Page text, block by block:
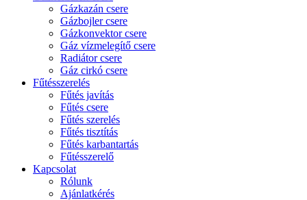
Gázkazán csere
Gázbojler csere
Gázkonvektor csere
Gáz vízmelegítő csere
Radiátor csere
Gáz cirkó csere
Fűtésszerelés
Fűtés javítás
Fűtés csere
Fűtés szerelés
Fűtés tisztítás
Fűtés karbantartás
Fűtésszerelő
Kapcsolat
Rólunk
Ajánlatkérés